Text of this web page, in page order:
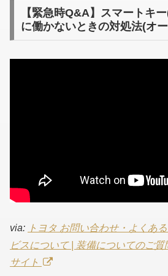
【緊急時Q&A】スマートキ
に働かないときの対処法(オ
via: トヨタ お問い合わせ・よくあ
ビスについて | 装備についてのご
サイト